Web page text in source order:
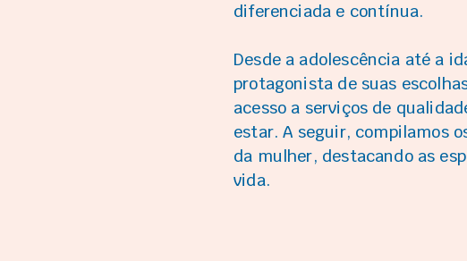
diferenciada e contínua.
Desde a adolescência até a
protagonista de suas
acesso a serviços de
estar. A seguir, compilamos
da mulher, destacando as
vida.